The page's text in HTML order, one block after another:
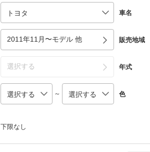
車名
2011年11月〜モデル 他 販売地域
選択する 年式
～ 色
下限なし